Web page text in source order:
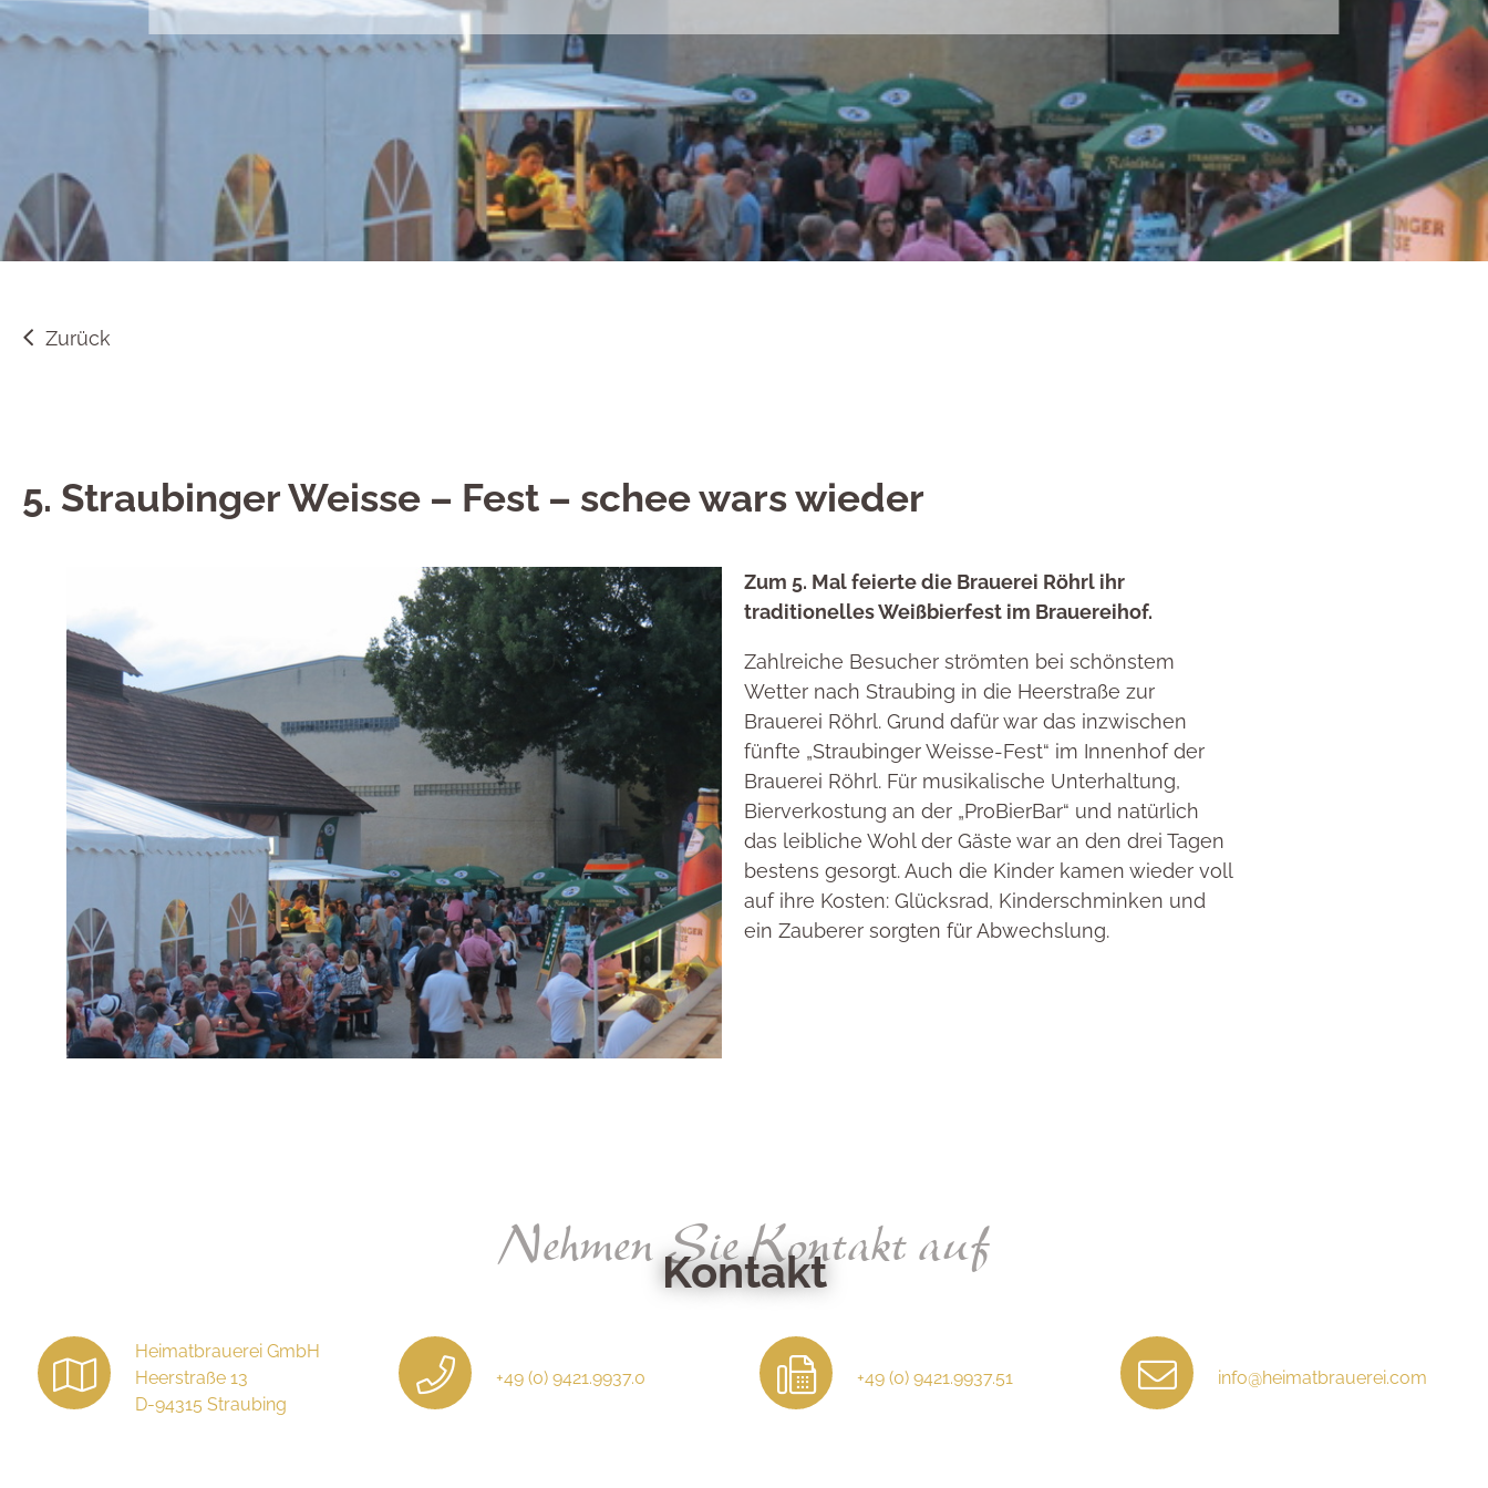
Zurück
5. Straubinger Weisse – Fest – schee wars wieder
Zum 5. Mal feierte die Brauerei Röhrl ihr
traditionelles Weißbierfest im Brauereihof.
Zahlreiche Besucher strömten bei schönstem
Wetter nach Straubing in die Heerstraße zur
Brauerei Röhrl. Grund dafür war das inzwischen
fünfte „Straubinger Weisse-Fest“ im Innenhof der
Brauerei Röhrl. Für musikalische Unterhaltung,
Bierverkostung an der „ProBierBar“ und natürlich
das leibliche Wohl der Gäste war an den drei Tagen
bestens gesorgt. Auch die Kinder kamen wieder voll
auf ihre Kosten: Glücksrad, Kinderschminken und
ein Zauberer sorgten für Abwechslung.
Nehmen Sie Kontakt auf
Kontakt
Heimatbrauerei GmbH
Heerstraße 13
D-94315 Straubing
+49 (0) 9421.9937.0 +49 (0) 9421.9937.51 info@heimatbrauerei.com